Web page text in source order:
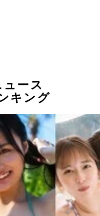
ース
キング